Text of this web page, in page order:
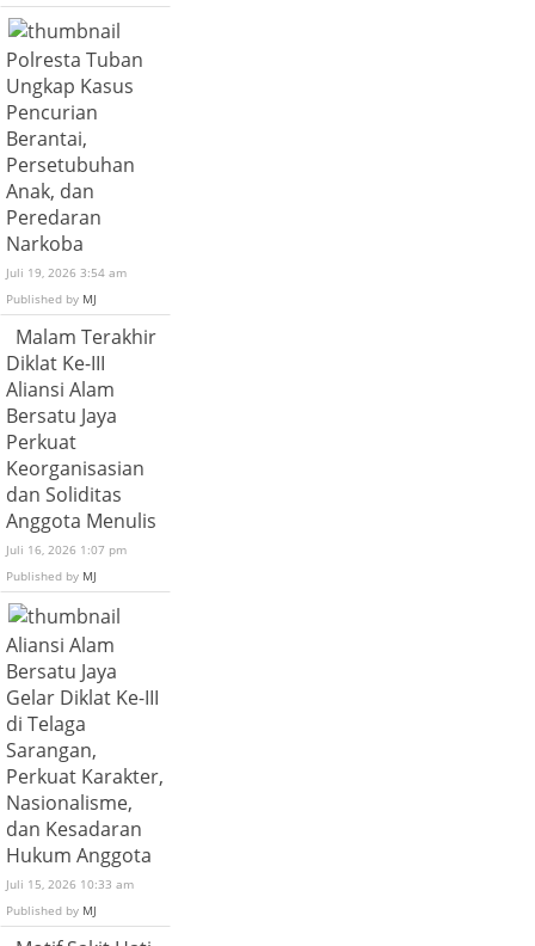
Polresta Tuban
Ungkap Kasus
Pencurian
Berantai,
Persetubuhan
Anak, dan
Peredaran
Narkoba
Juli 19, 2026 3:54 am
Published by MJ
Malam Terakhir
Diklat Ke-III
Aliansi Alam
Bersatu Jaya
Perkuat
Keorganisasian
dan Soliditas
Anggota Menulis
Juli 16, 2026 1:07 pm
Published by MJ
Aliansi Alam
Bersatu Jaya
Gelar Diklat Ke-III
di Telaga
Sarangan,
Perkuat Karakter,
Nasionalisme,
dan Kesadaran
Hukum Anggota
Juli 15, 2026 10:33 am
Published by MJ